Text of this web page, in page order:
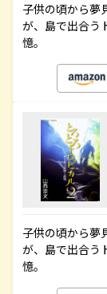
子供の頃から夢
が、島で出合う
憶。
子供の頃から夢
が、島で出合う
憶。